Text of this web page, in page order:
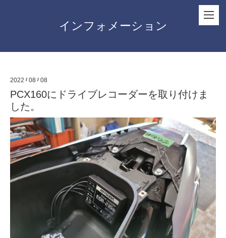
インフォメーション
2022 / 08 / 08
PCX160にドライブレコーダーを取り付けま
した。